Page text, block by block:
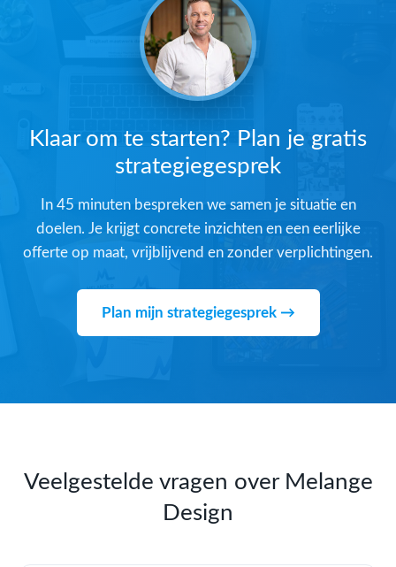
Klaar om te starten? Plan je gratis
strategiegesprek
In 45 minuten bespreken we samen je situatie en
doelen. Je krijgt concrete inzichten en een eerlijke
offerte op maat, vrijblijvend en zonder verplichtingen.
Plan mijn strategiegesprek →
Veelgestelde vragen over Melange
Design